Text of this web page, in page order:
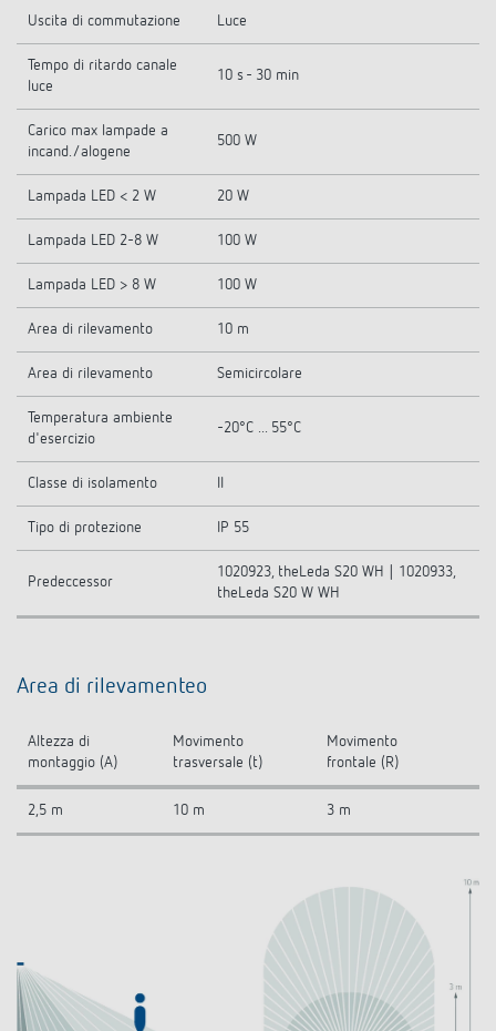
Uscita di commutazione Luce
Tempo di ritardo canale
luce
10 s - 30 min
Carico max lampade a
incand./alogene
500 W
Lampada LED < 2 W 20 W
Lampada LED 2-8 W 100 W
Lampada LED > 8 W 100 W
Area di rilevamento 10 m
Area di rilevamento Semicircolare
Temperatura ambiente
d'esercizio
-20°C ... 55°C
Classe di isolamento
Tipo di protezione IP 55
Predeccessor
1020923, theLeda S20 WH | 1020933,
theLeda S20 W WH
Area di rilevamenteo
Altezza di
montaggio (A)
Movimento
trasversale (t)
Movimento
frontale (R)
2,5 m 10 m 3 m